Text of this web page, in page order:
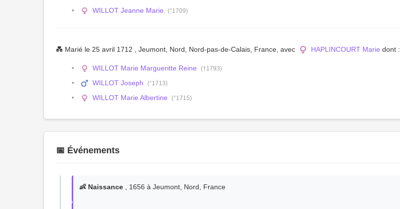
WILLOT Jeanne Marie (°1709)
💑 Marié le 25 avril 1712 , Jeumont, Nord, Nord-pas-de-Calais, France, avec HAPLINCOURT Marie dont :
WILLOT Marie Margueritte Reine (†1793)
WILLOT Joseph (°1713)
WILLOT Marie Albertine (°1715)
📅 Événements
👶 Naissance , 1656 à Jeumont, Nord, France